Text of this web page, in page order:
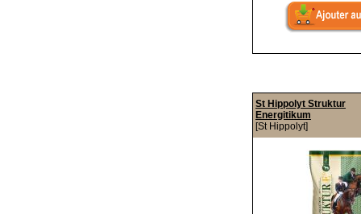
St Hippolyt Struktur
Energitikum
[St Hippolyt]